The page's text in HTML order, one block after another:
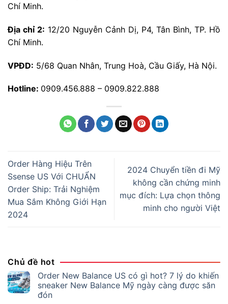
Chí Minh.
Địa chỉ 2: 12/20 Nguyễn Cảnh Dị, P4, Tân Bình, TP. Hồ
Chí Minh.
VPĐD: 5/68 Quan Nhân, Trung Hoà, Cầu Giấy, Hà Nội.
Hotline: 0909.456.888 – 0909.822.888
Order Hàng Hiệu Trên
Ssense US Với CHUẨN
Order Ship: Trải Nghiệm
Mua Sắm Không Giới Hạn
2024
2024 Chuyển tiền đi Mỹ
không cần chứng minh
mục đích: Lựa chọn thông
minh cho người Việt
Chủ đề hot
Order New Balance US có gì hot? 7 lý do khiến
sneaker New Balance Mỹ ngày càng được săn
đón